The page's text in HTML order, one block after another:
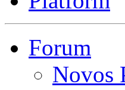
Forum
Novos